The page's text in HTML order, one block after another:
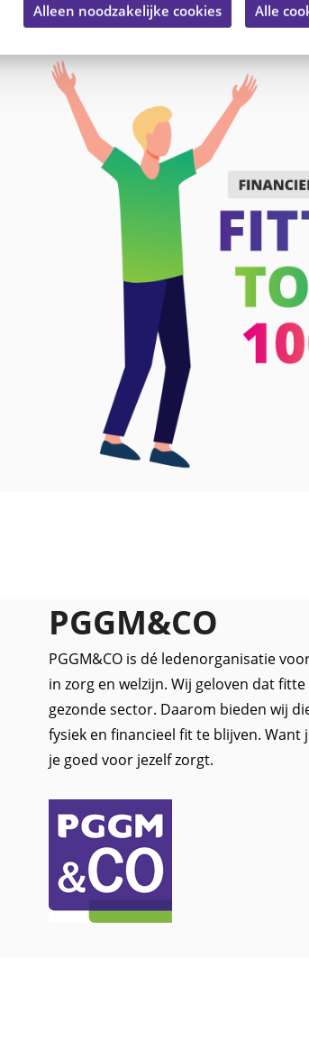
Alleen noodzakelijke cookies Alle
PGGM&CO
PGGM&CO is dé ledenorganisatie
in zorg en welzijn. Wij geloven dat
gezonde sector. Daarom bieden wij
fysiek en financieel fit te blijven.
je goed voor jezelf zorgt.